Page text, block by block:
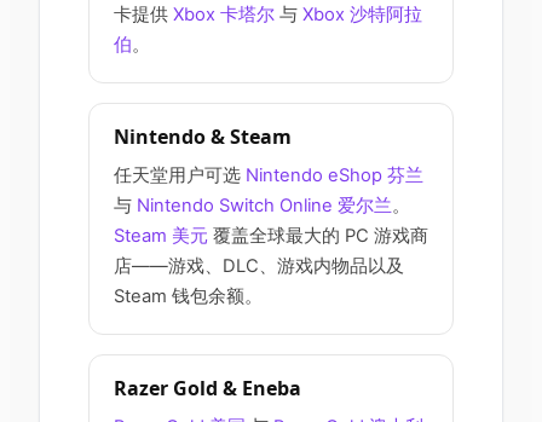
卡提供 Xbox 卡塔尔 与 Xbox 沙特阿拉
伯。
Nintendo & Steam
任天堂用户可选 Nintendo eShop 芬兰
与 Nintendo Switch Online 爱尔兰。
Steam 美元 覆盖全球最大的 PC 游戏商
店——游戏、DLC、游戏内物品以及
Steam 钱包余额。
Razer Gold & Eneba